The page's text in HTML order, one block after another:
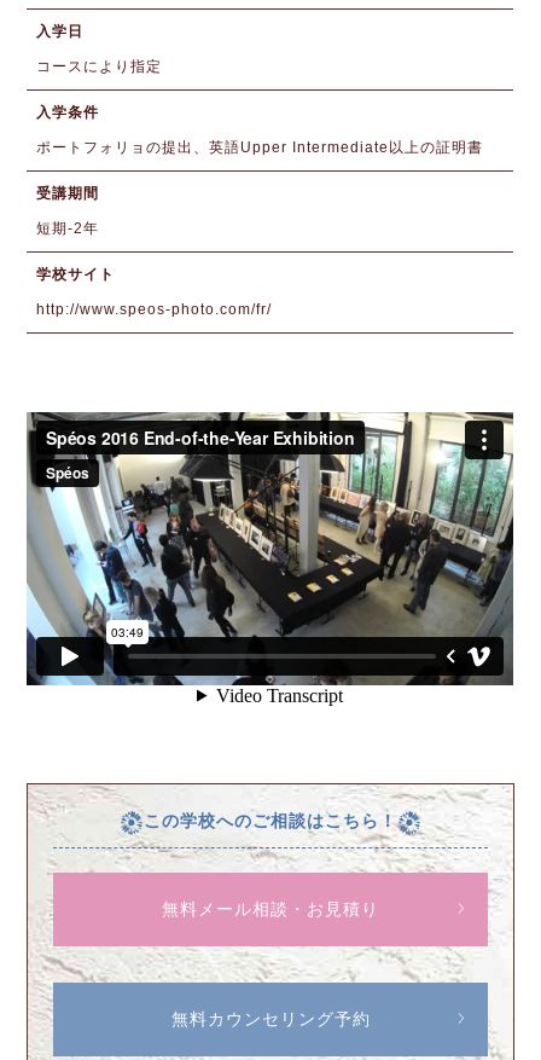
入学日
コースにより指定
入学条件
ポートフォリョの提出、英語Upper Intermediate以上の証明書
受講期間
短期-2年
学校サイト
http://www.speos-photo.com/fr/
この学校へのご相談はこちら！
無料メール相談・お見積り
無料カウンセリング予約